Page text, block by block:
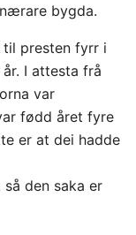
bygda.
presten fyrr i
I attesta frå
var
fødd året fyre
er at dei hadde
den saka er